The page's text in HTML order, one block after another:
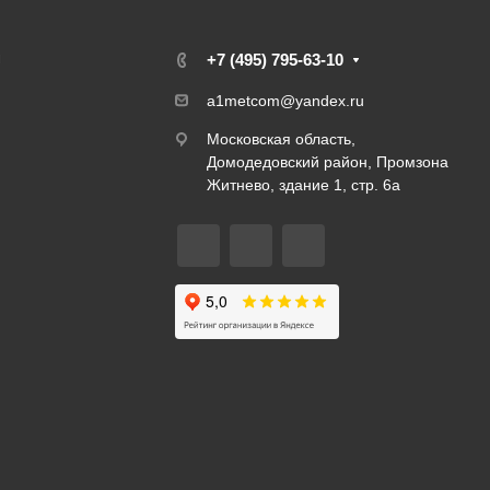
+7 (495) 795-63-10
a1metcom@yandex.ru
Московская область,
Домодедовский район, Промзона
Житнево, здание 1, стр. 6а